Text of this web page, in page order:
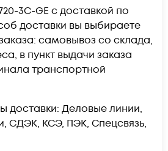
3C-GE c доставкой по
доставки вы выбираете
самовывоз со склада,
в пункт выдачи заказа
транспортной
доставки: Деловые линии,
СДЭК, КСЭ, ПЭК, Спецсвязь,